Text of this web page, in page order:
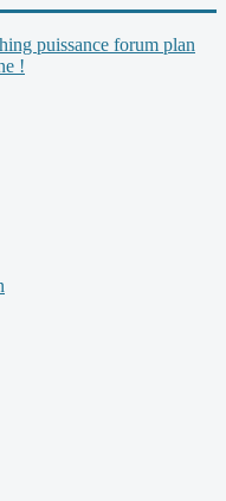
puissance forum plan
!